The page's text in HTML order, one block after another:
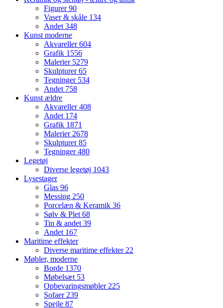
Figurer90
Vaser & skåle 134
Andet348
Kunst moderne
Akvareller604
Grafik 1556
Malerier 5279
Skulpturer65
Tegninger 534
Andet 758
Kunst ældre
Akvareller408
Andet 174
Grafik 1871
Malerier2678
Skulpturer85
Tegninger480
Legetøj
Diverse legetøj 1043
Lysestager
Glas 96
Messing 250
Porcelæn & Keramik 36
Sølv & Plet68
Tin & andet39
Andet 167
Maritime effekter
Diverse maritime effekter22
Møbler, moderne
Borde 1370
Møbelsæt 53
Opbevaringsmøbler225
Sofaer239
Spejle 87